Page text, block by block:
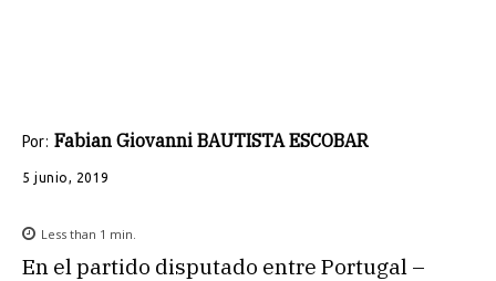
Por: Fabian Giovanni BAUTISTA ESCOBAR
5 junio, 2019
Less than 1 min.
En el partido disputado entre Portugal –